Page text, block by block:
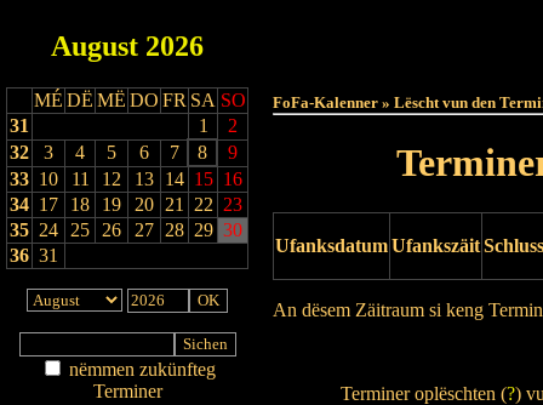
August 2026
MÉ DË MË DO FR SA SO
31
1
2
32
3 4 5 6 7 8
9
33 10 11 12 13 14 15 16
34 17 18 19 20 21 22 23
35 24 25 26 27 28 29 30
36 31
nëmmen zukünfteg
Terminer
FoFa-Kalenner » Lëscht vun den
UfanksdatumUfankszäit
An dësem Zäitraum si keng
Terminer oplëschten (?)